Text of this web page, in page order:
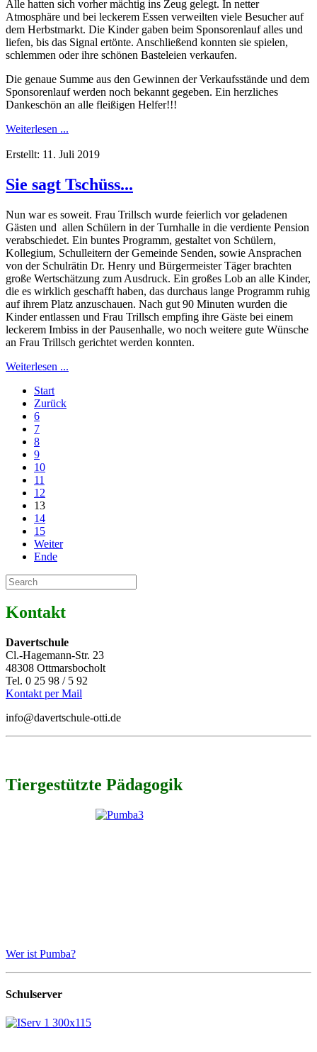
Alle hatten sich vorher mächtig ins Zeug gelegt. In netter
Atmosphäre und bei leckerem Essen verweilten viele Besucher auf
dem Herbstmarkt. Die Kinder gaben beim Sponsorenlauf alles und
liefen, bis das Signal ertönte. Anschließend konnten sie spielen,
schlemmen oder ihre schönen Basteleien verkaufen.
Die genaue Summe aus den Gewinnen der Verkaufsstände und dem
Sponsorenlauf werden noch bekannt gegeben. Ein herzliches
Dankeschön an alle fleißigen Helfer!!!
Weiterlesen ...
Erstellt: 11. Juli 2019
Sie sagt Tschüss...
Nun war es soweit. Frau Trillsch wurde feierlich vor geladenen
Gästen und allen Schülern in der Turnhalle in die verdiente Pension
verabschiedet. Ein buntes Programm, gestaltet von Schülern,
Kollegium, Schulleitern der Gemeinde Senden, sowie Ansprachen
von der Schulrätin Dr. Henry und Bürgermeister Täger brachten
große Wertschätzung zum Ausdruck. Ein großes Lob an alle Kinder,
die es wirklich geschafft haben, das durchaus lange Programm ruhig
auf ihrem Platz anzuschauen. Nach gut 90 Minuten wurden die
Kinder entlassen und Frau Trillsch empfing ihre Gäste bei einem
leckerem Imbiss in der Pausenhalle, wo noch weitere gute Wünsche
an Frau Trillsch gerichtet werden konnten.
Weiterlesen ...
Start
Zurück
6
7
8
9
10
11
12
13
14
15
Weiter
Ende
Kontakt
Davertschule
Cl.-Hagemann-Str. 23
48308 Ottmarsbocholt
Tel. 0 25 98 / 5 92
Kontakt per Mail
info@davertschule-otti.de
Tiergestützte Pädagogik
Wer ist Pumba?
Schulserver